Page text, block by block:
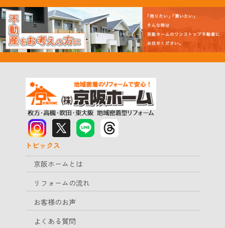
トピックス
京阪ホームとは
リフォームの流れ
お客様のお声
よくある質問